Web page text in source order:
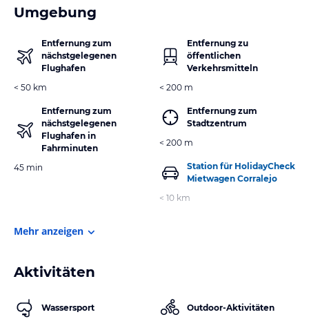
Umgebung
Entfernung zum
nächstgelegenen
Flughafen
< 50 km
Entfernung zum
nächstgelegenen
Flughafen in
Fahrminuten
45 min
Entfernung zu
öffentlichen
Verkehrsmitteln
< 200 m
Entfernung zum
Stadtzentrum
< 200 m
Station für HolidayCheck
Mietwagen Corralejo
< 10 km
Mehr anzeigen
Aktivitäten
Wassersport Outdoor-Aktivitäten